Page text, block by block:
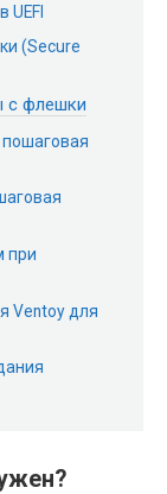
UEFI
(Secure
с флешки
пошаговая
при
Ventoy для